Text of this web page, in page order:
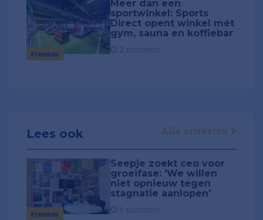
Premium
Meer dan een
sportwinkel: Sports
Direct opent winkel mét
gym, sauna en koffiebar
Lees ook Alle artikelen
Premium
Seepje zoekt ceo voor
groeifase: 'We willen
niet opnieuw tegen
stagnatie aanlopen'